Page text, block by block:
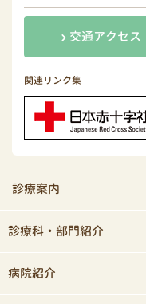
交通アクセス
関連リンク集
診療案内
診療科・部門紹介
病院紹介